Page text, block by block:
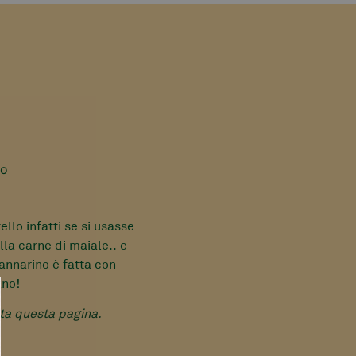
infatti se si usasse
carne di maiale.. e
è fatta con
questa pagina.